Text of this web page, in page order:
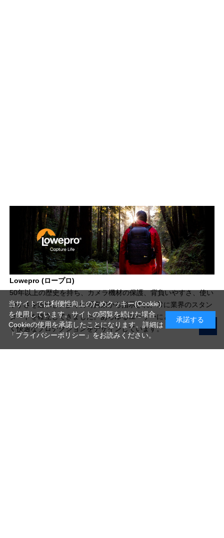
Lowepro (ロープロ)
50年以上の歴史を持ち、カメラ機材の保護、背負いやすさ、使い
やすさを追求し、多くの写真家から指示され、常に業界のスタン
ダードを確立してきました。あらゆるユーザーにとって使いやす
く快適なプロテクションをデザインしています。
当サイトでは利便性向上のためクッキー(Cookie)
を使用しています。サイトの閲覧を続けた場合
Cookieの使用を承諾したことになります。詳細は
「プライバシーポリシー」 をお読みください。
承諾する